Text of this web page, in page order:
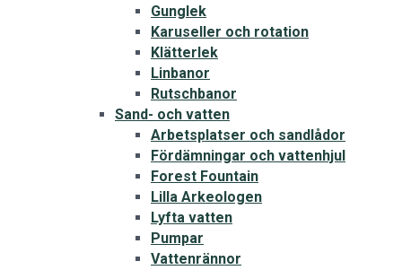
Gunglek
Karuseller och rotation
Klätterlek
Linbanor
Rutschbanor
Sand- och vatten
Arbetsplatser och sandlådor
Fördämningar och vattenhjul
Forest Fountain
Lilla Arkeologen
Lyfta vatten
Pumpar
Vattenrännor